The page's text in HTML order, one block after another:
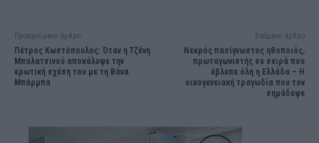
Προηγούμενο άρθρο
Πέτρος Κωστόπουλος: Όταν η Τζένη
Μπαλατσινού αποκάλυψε την
ερωτική σχέση του με τη Βάνα
Μπάρμπα
Επόμενο άρθρο
Νεκρός πασίγνωστος ηθοποιός,
πρωταγωνιστής σε σειρά που
έβλεπε όλη η Ελλάδα – Η
οικογενειακή τραγωδία που τον
σημάδεψε